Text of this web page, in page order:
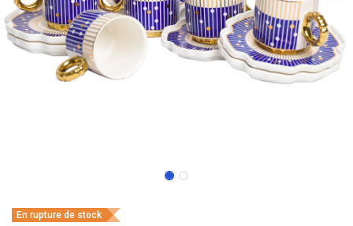
En rupture de stock